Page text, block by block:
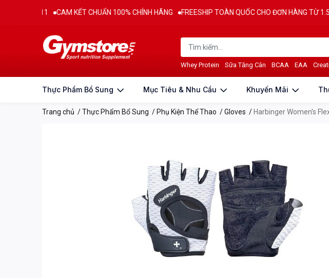
CAM KẾT CHUẨN 100% CHÍNH HÃNG FREESHIP TOÀN QUỐC CHO ĐƠN HÀNG TỪ 1.500.000Đ
Whey Protein Sữa Tăng Cân BCAA EAA
Thực Phẩm Bổ Sung Mục Tiêu & Nhu Cầu Khuyến Mãi
Trang chủ /Thực Phẩm Bổ Sung / Phụ Kiện Thể Thao /Gloves / Harbinger Women's
Thông tin sản phẩm Đặc điểm nổi bật Đánh giá sản phẩm